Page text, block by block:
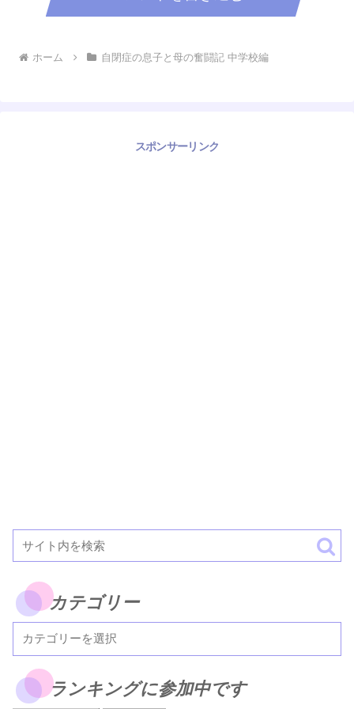
ホーム 自閉症の息子と母の奮闘記 中学校編
スポンサーリンク
カテゴリー
ランキングに参加中です